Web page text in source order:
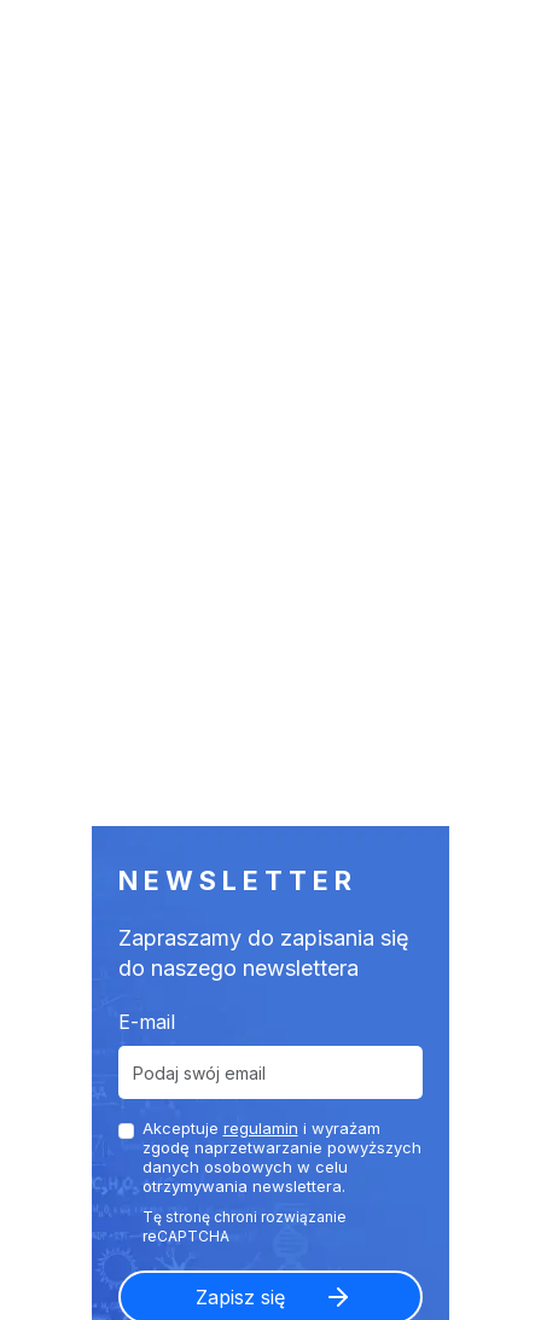
NEWSLETTER
Zapraszamy do zapisania się
do naszego newslettera
E-mail
Akceptuje regulamin i wyrażam
zgodę naprzetwarzanie powyższych
danych osobowych w celu
otrzymywania newslettera.